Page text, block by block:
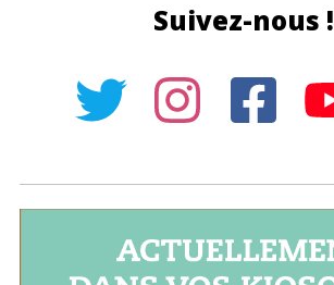
Suivez-nous !